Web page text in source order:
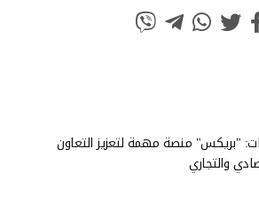
"بريكس" منصة مهمة لتعزيز التعاون
والتجاري